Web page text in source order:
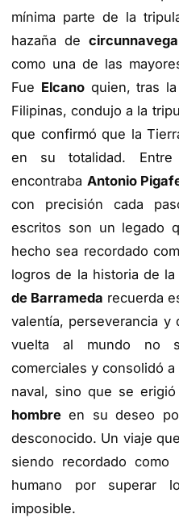
mínima parte de la
hazaña de
como una de las
Fue Elcanoquien, tras la
Filipinas, condujo a la
que confirmó que la
en su totalidad. Entre
encontraba Antonio
con precisión cada
escritos son un legado
hecho sea recordado
logros de la historia de la
de Barrameda recuerda
valentía, perseverancia y
vuelta al mundo no
comerciales y consolidó
naval, sino que se
hombre en su deseo
desconocido. Un viaje
siendo recordado
humano por superar
imposible.